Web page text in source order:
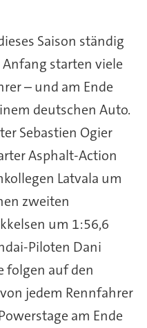
Saison ständig
starten viele
– und am Ende
deutschen Auto.
Sebastien Ogier
Asphalt-Action
Latvala um
zweiten
um 1:56,6
Piloten Dani
folgen auf den
jedem Rennfahrer
am Ende